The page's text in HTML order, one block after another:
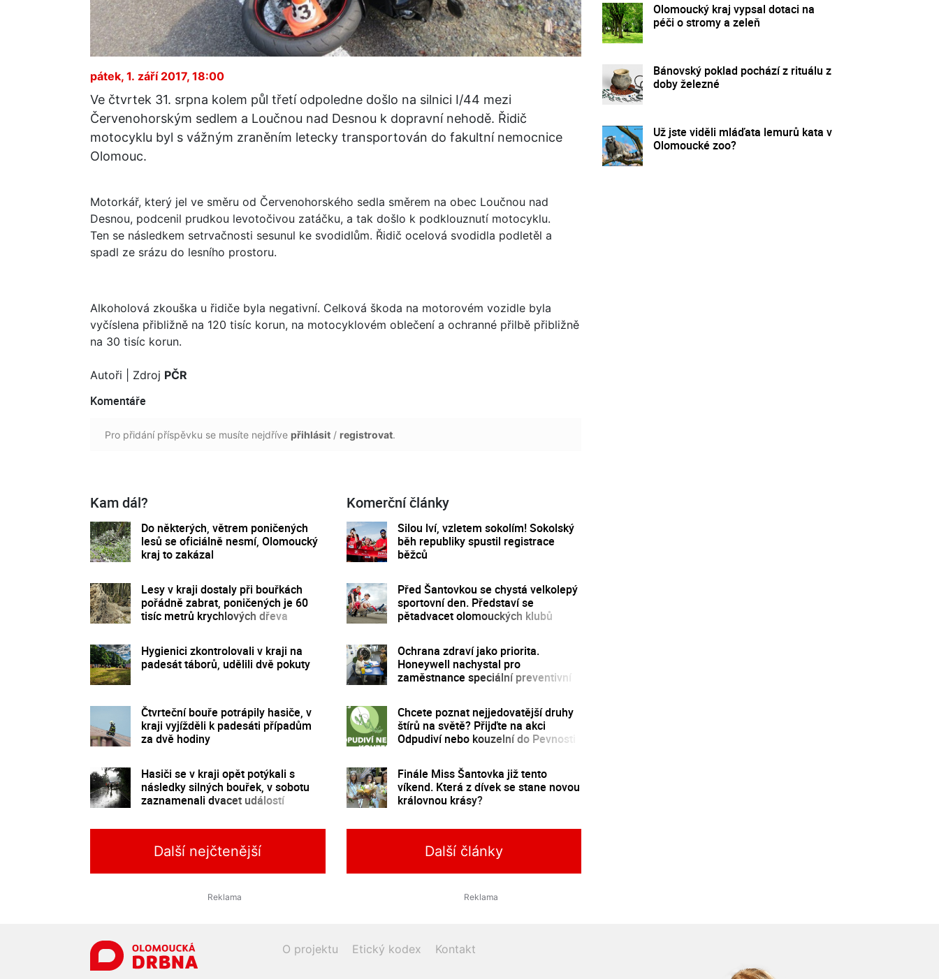
pátek, 1. září 2017, 18:00
Ve čtvrtek 31. srpna kolem půl třetí odpoledne došlo na silnici I/44 mezi
Červenohorským sedlem a Loučnou nad Desnou k dopravní nehodě. Řidič
motocyklu byl s vážným zraněním letecky transportován do fakultní nemocnice
Olomouc.
Motorkář, který jel ve směru od Červenohorského sedla směrem na obec Loučnou nad
Desnou, podcenil prudkou levotočivou zatáčku, a tak došlo k podklouznutí motocyklu.
Ten se následkem setrvačnosti sesunul ke svodidlům. Řidič ocelová svodidla podletěl a
spadl ze srázu do lesního prostoru.
Alkoholová zkouška u řidiče byla negativní. Celková škoda na motorovém vozidle byla
vyčíslena přibližně na 120 tisíc korun, na motocyklovém oblečení a ochranné přilbě přibližně
na 30 tisíc korun.
Autoři | Zdroj PČR
Komentáře
Pro přidání příspěvku se musíte nejdříve přihlásit / registrovat.
Kam dál?
Do některých, větrem poničených
lesů se oficiálně nesmí, Olomoucký
kraj to zakázal
Lesy v kraji dostaly při bouřkách
pořádně zabrat, poničených je 60
tisíc metrů krychlových dřeva
Hygienici zkontrolovali v kraji na
padesát táborů, udělili dvě pokuty
Čtvrteční bouře potrápily hasiče, v
kraji vyjížděli k padesáti případům
za dvě hodiny
Hasiči se v kraji opět potýkali s
následky silných bouřek, v sobotu
zaznamenali dvacet událostí
Komerční články
Silou lví, vzletem sokolím! Sokolský
běh republiky spustil registrace
běžců
Před Šantovkou se chystá velkolepý
sportovní den. Představí se
pětadvacet olomouckých klubů
Ochrana zdraví jako priorita.
Honeywell nachystal pro
zaměstnance speciální preventivní
Chcete poznat nejjedovatější druhy
štírů na světě? Přijďte na akci
Odpudiví nebo kouzelní do Pevnosti
Finále Miss Šantovka již tento
víkend. Která z dívek se stane novou
královnou krásy?
Další nejčtenější Další články
Olomoucký kraj vypsal dotaci na
péči o stromy a zeleň
Bánovský poklad pochází z rituálu z
doby železné
Už jste viděli mláďata lemurů kata v
Olomoucké zoo?
O projektu Etický kodex Kontakt